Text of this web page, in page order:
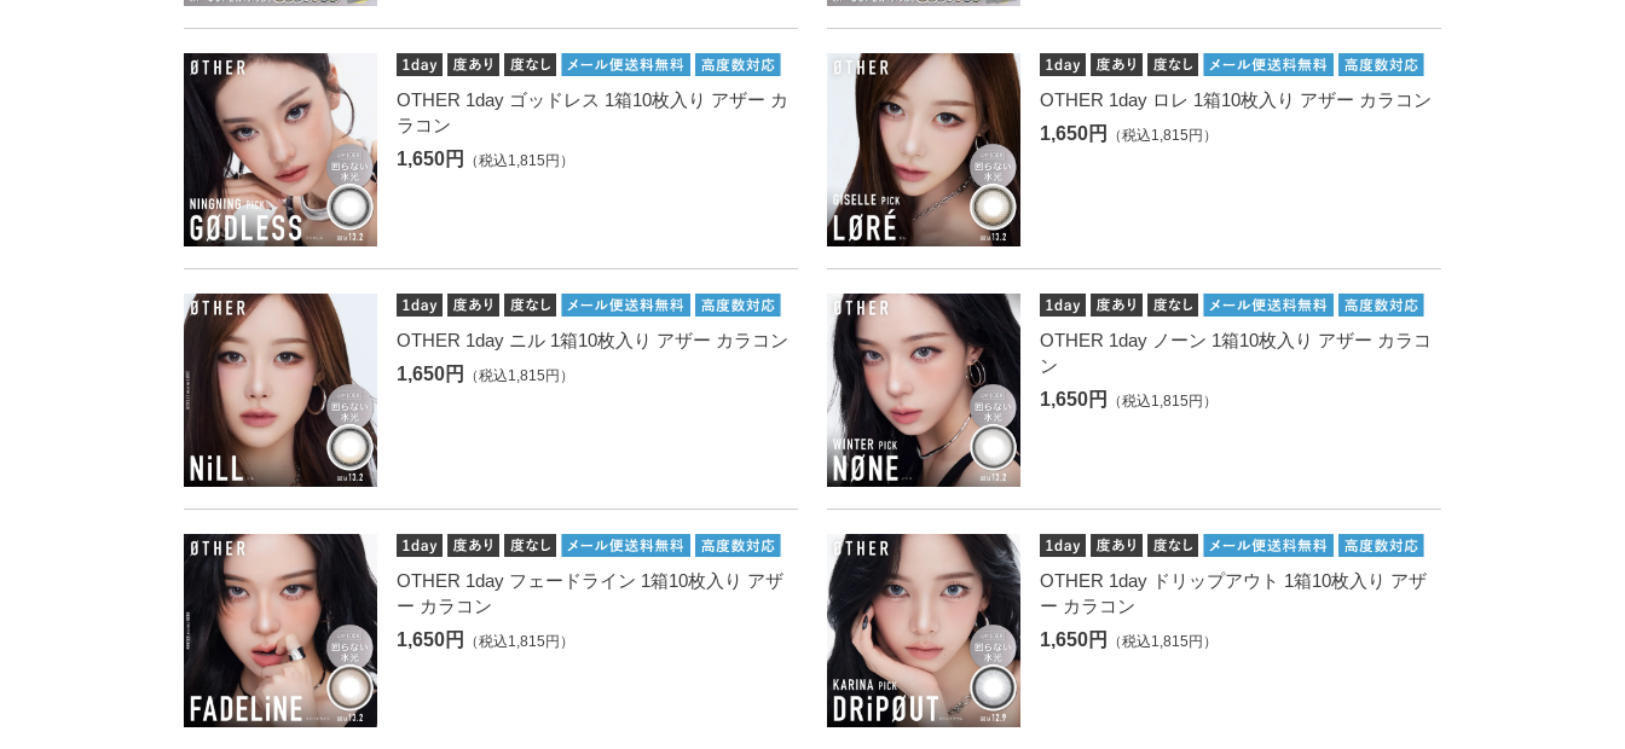
OTHER 1day ゴッドレス 1箱10枚入り アザー カ
ラコン
1,650円
（税込1,815円）
OTHER 1day ロレ 1箱10枚入り アザー カラコン
1,650円
（税込1,815円）
OTHER 1day ニル 1箱10枚入り アザー カラコン
1,650円
（税込1,815円）
OTHER 1day ノーン 1箱10枚入り アザー カラコ
ン
1,650円
（税込1,815円）
OTHER 1day フェードライン 1箱10枚入り アザ
ー カラコン
1,650円
（税込1,815円）
OTHER 1day ドリップアウト 1箱10枚入り アザ
ー カラコン
1,650円
（税込1,815円）